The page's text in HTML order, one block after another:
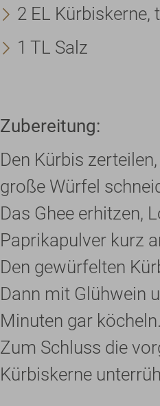
2 EL
1 TL Salz
Zubereitung:
Den Kürbis
große Würfel
Das Ghee erhitzen,
Paprikapulver kurz
Den gewürfelten
Dann mit Glühwein
Minuten gar köcheln.
Zum Schluss die
Kürbiskerne